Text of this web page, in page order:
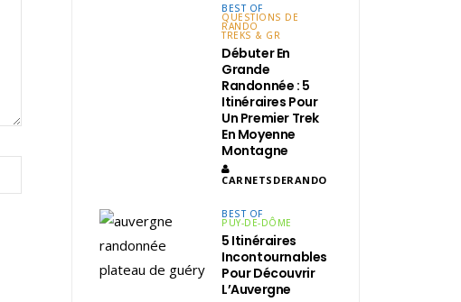
BEST OF
QUESTIONS DE
RANDO
TREKS & GR
Débuter En
Grande
Randonnée : 5
Itinéraires Pour
Un Premier Trek
En Moyenne
Montagne
CARNETSDERANDO
BEST OF
PUY-DE-DÔME
5 Itinéraires
Incontournables
Pour Découvrir
L’Auvergne